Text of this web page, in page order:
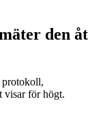
den åt
protokoll,
visar för högt.